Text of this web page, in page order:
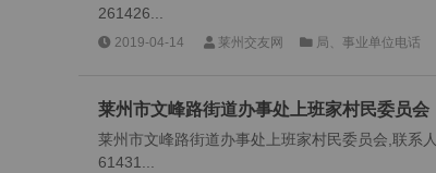
261426...
2019-04-14 莱州交友网 局、事业单位电话
莱州市文峰路街道办事处上班家村民委员会
莱州市文峰路街道办事处上班家村民委员会,联系
61431...